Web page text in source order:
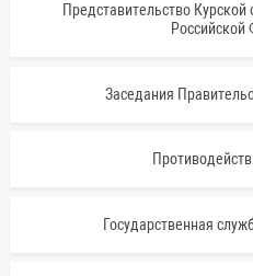
Представительство
Российской
Заседания
Государственная